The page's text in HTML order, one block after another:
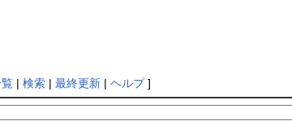
| 検索| 最終更新| ヘルプ]